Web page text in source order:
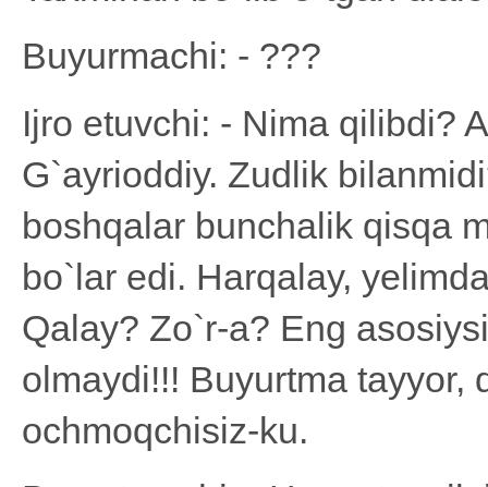
Buyurmachi: - ???
Ijro etuvchi: - Nima qilibdi?
G`ayrioddiy. Zudlik
boshqalar bunchalik qisqa
bo`lar edi. Harqalay,
Qalay? Zo`r-а? Eng
olmaydi!!! Buyurtma
ochmoqchisiz-ku.